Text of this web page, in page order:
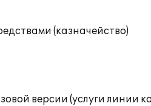
(казначейство)
версии (услуги линии